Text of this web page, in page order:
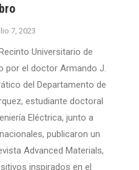
7, 2023
Universitario de
por el doctor Armando J.
del Departamento de
estudiante doctoral
Eléctrica, junto a
publicaron un
Advanced Materials,
inspirados en el